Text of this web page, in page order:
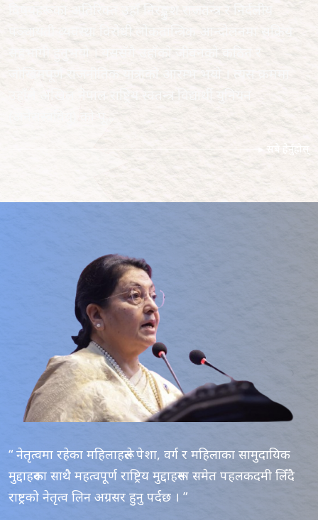
विषयहरूका अतिरिक्त उहाँ निरङ्कुश राजतन्त्र र निर्दलीय
पञ्चायती व्यवस्था विरोधी लोकतान्त्रिक आन्दोलनमा सक्रिय
सहभागी हुनुभयो । यससँगै उहाँको जीवनको कठिन र
जोखिमपूर्ण राजनीतिक यात्राको आरम्भ भयो । त्यस क्रममा
उहाँले अखिल नेपाल राष्ट्रिय स्वतन्त्र विद्यार्थी युनियन
(अनेरास्ववियु) को पू...
सबै हेर्नुहोस्
“ नेतृत्वमा रहेका महिलाहरूले पेशा, वर्ग र महिलाका सामुदायिक
मुद्दाहरूका साथै महत्वपूर्ण राष्ट्रिय मुद्दाहरूमा समेत पहलकदमी लिँदै
राष्ट्रको नेतृत्व लिन अग्रसर हुनु पर्दछ । ”